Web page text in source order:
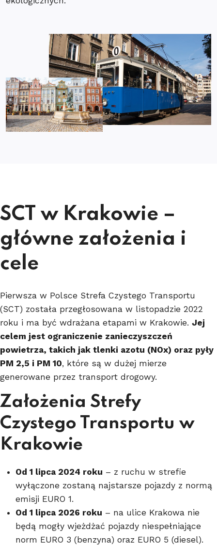
SCT w Krakowie –
główne założenia i
cele
Pierwsza w Polsce Strefa Czystego Transportu
(SCT) została przegłosowana w listopadzie 2022
roku i ma być wdrażana etapami w Krakowie. Jej
celem jest ograniczenie zanieczyszczeń
powietrza, takich jak tlenki azotu (NOx) oraz pyły
PM 2,5 i PM 10, które są w dużej mierze
generowane przez transport drogowy.
Założenia Strefy
Czystego Transportu w
Krakowie
Od 1 lipca 2024 roku – z ruchu w strefie
wyłączone zostaną najstarsze pojazdy z normą
emisji EURO 1.
Od 1 lipca 2026 roku – na ulice Krakowa nie
będą mogły wjeżdżać pojazdy niespełniające
norm EURO 3 (benzyna) oraz EURO 5 (diesel).